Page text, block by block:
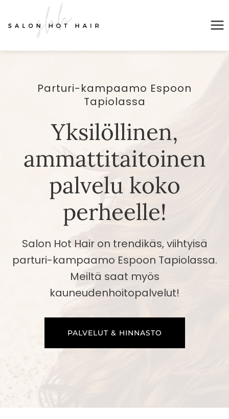
sisältöön
Parturi-kampaamo Espoon
Tapiolassa
Yksilöllinen,
ammatti­taitoinen
palvelu koko
perheelle!
Salon Hot Hair on trendikäs, viihtyisä
parturi-kampaamo Espoon Tapiolassa.
Meiltä saat myös
kauneudenhoitopalvelut!
PALVELUT & HINNASTO